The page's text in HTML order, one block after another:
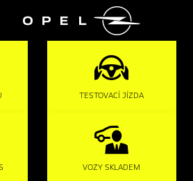

TESTOVACÍ JÍZDA
VOZY SKLADEM